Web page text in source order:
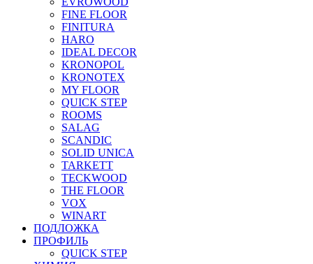
FINE FLOOR
FINITURA
HARO
IDEAL DECOR
KRONOPOL
KRONOTEX
MY FLOOR
QUICK STEP
ROOMS
SALAG
SCANDIC
SOLID UNICA
TARKETT
TECKWOOD
THE FLOOR
VOX
WINART
ПОДЛОЖКА
ПРОФИЛЬ
QUICK STEP